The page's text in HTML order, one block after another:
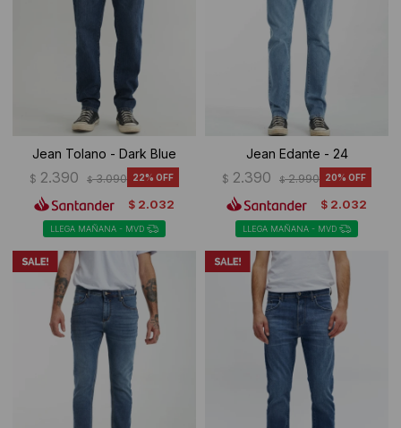
Jean Tolano - Dark Blue
$ 2.390 $ 3.090 22
$ 2.032
LLEGA MAÑANA - MVD
Jean Edante - 24
$ 2.390 $ 2.990 20
$ 2.032
LLEGA MAÑANA - MVD